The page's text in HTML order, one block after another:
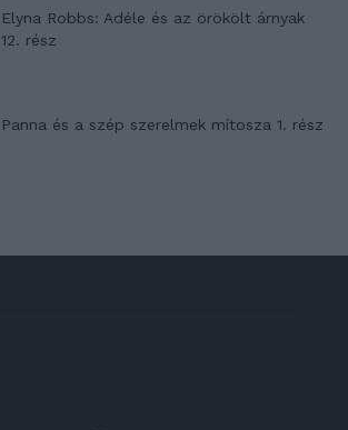
Elyna Robbs: Adéle és az örökölt árnyak
12. rész
Panna és a szép szerelmek mítosza 1. rész